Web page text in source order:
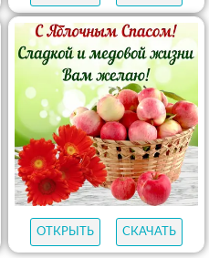
ОТКРЫТЬ СКАЧАТЬ